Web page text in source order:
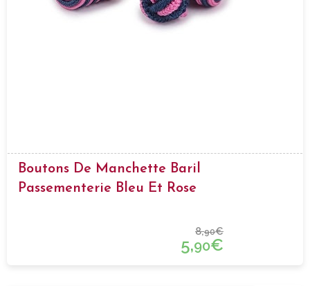
Boutons De Manchette Baril
Passementerie Bleu Et Rose
8,90€
5,90€